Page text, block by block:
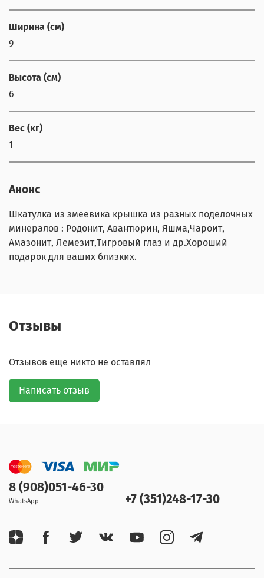
Ширина (см)
9
Высота (см)
6
Вес (кг)
1
Анонс
Шкатулка из змеевика крышка из разных поделочных
минералов : Родонит, Авантюрин, Яшма,Чароит,
Амазонит, Лемезит,Тигровый глаз и др.Хороший
подарок для ваших близких.
Отзывы
Отзывов еще никто не оставлял
Написать отзыв
8 (908)051-46-30
WhatsApp +7 (351)248-17-30